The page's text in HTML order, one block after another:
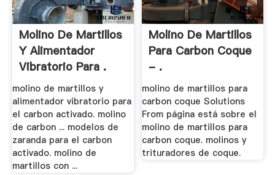
Molino De Martillos
Y Alimentador
Vibratorio Para .
molino de martillos y
alimentador vibratorio para
el carbon activado. molino
de carbon ... modelos de
zaranda para el carbon
activado. molino de
martillos con ...
Molino De Martillos
Para Carbon Coque
- .
molino de martillos para
carbon coque Solutions
From página está sobre el
molino de martillos para
carbon coque. molinos y
trituradores de coque.